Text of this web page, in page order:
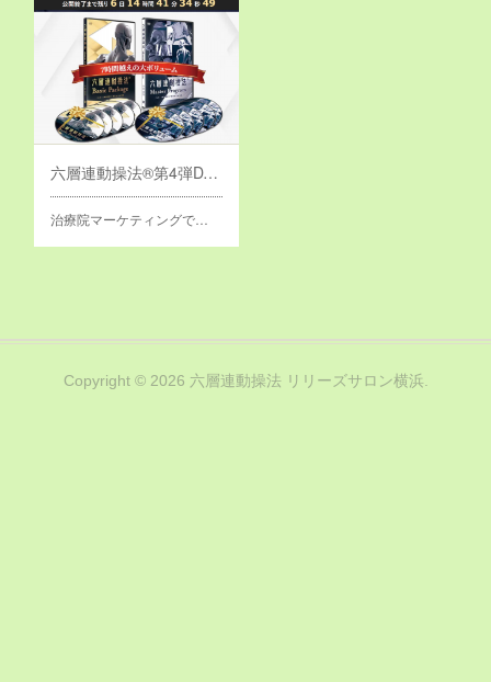
六層連動操法®第4弾DVD発売！
治療院マーケティングで…
Copyright © 2026 六層連動操法 リリーズサロン横浜.